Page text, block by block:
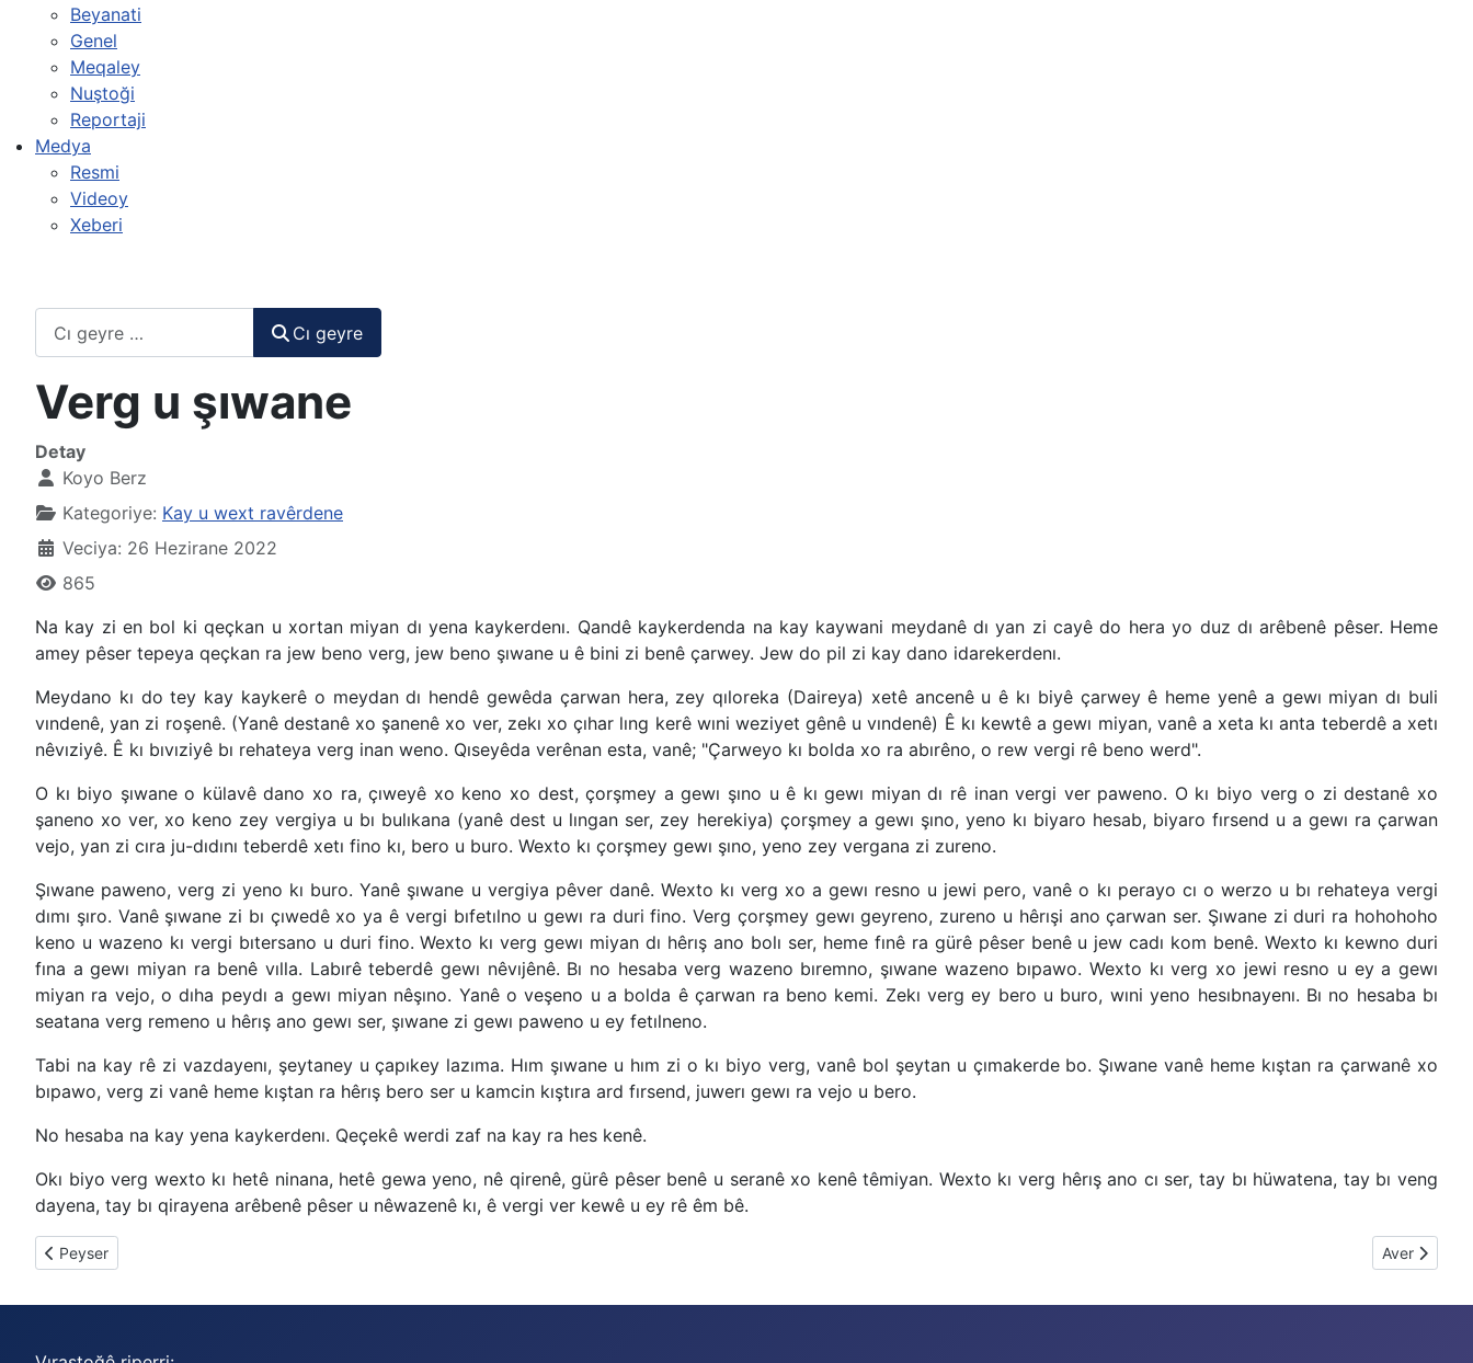
Beyanati
Genel
Meqaley
Nuştoği
Reportaji
Medya
Resmi
Videoy
Xeberi
Cı geyre
Verg u şıwane
Detay
Koyo Berz
Kategoriye: Kay u wext ravêrdene
Veciya: 26 Hezirane 2022
865
Na kay zi en bol ki qeçkan u xortan miyan dı yena kaykerdenı. Qandê kaykerdenda na kay kaywani meydanê dı yan zi cayê do hera yo duz dı arêbenê pêser. Heme
amey pêser tepeya qeçkan ra jew beno verg, jew beno şıwane u ê bini zi benê çarwey. Jew do pil zi kay dano idarekerdenı.
Meydano kı do tey kay kaykerê o meydan dı hendê gewêda çarwan hera, zey qıloreka (Daireya) xetê ancenê u ê kı biyê çarwey ê heme yenê a gewı miyan dı buli
vındenê, yan zi roşenê. (Yanê destanê xo şanenê xo ver, zekı xo çıhar lıng kerê wıni weziyet gênê u vındenê) Ê kı kewtê a gewı miyan, vanê a xeta kı anta teberdê a xetı
nêvıziyê. Ê kı bıvıziyê bı rehateya verg inan weno. Qıseyêda verênan esta, vanê; "Çarweyo kı bolda xo ra abırêno, o rew vergi rê beno werd".
O kı biyo şıwane o külavê dano xo ra, çıweyê xo keno xo dest, çorşmey a gewı şıno u ê kı gewı miyan dı rê inan vergi ver paweno. O kı biyo verg o zi destanê xo
şaneno xo ver, xo keno zey vergiya u bı bulıkana (yanê dest u lıngan ser, zey herekiya) çorşmey a gewı şıno, yeno kı biyaro hesab, biyaro fırsend u a gewı ra çarwan
vejo, yan zi cıra ju-dıdını teberdê xetı fino kı, bero u buro. Wexto kı çorşmey gewı şıno, yeno zey vergana zi zureno.
Şıwane paweno, verg zi yeno kı buro. Yanê şıwane u vergiya pêver danê. Wexto kı verg xo a gewı resno u jewi pero, vanê o kı perayo cı o werzo u bı rehateya vergi
dımı şıro. Vanê şıwane zi bı çıwedê xo ya ê vergi bıfetılno u gewı ra duri fino. Verg çorşmey gewı geyreno, zureno u hêrışi ano çarwan ser. Şıwane zi duri ra hohohoho
keno u wazeno kı vergi bıtersano u duri fino. Wexto kı verg gewı miyan dı hêrış ano bolı ser, heme fınê ra gürê pêser benê u jew cadı kom benê. Wexto kı kewno duri
fına a gewı miyan ra benê vılla. Labırê teberdê gewı nêvıjênê. Bı no hesaba verg wazeno bıremno, şıwane wazeno bıpawo. Wexto kı verg xo jewi resno u ey a gewı
miyan ra vejo, o dıha peydı a gewı miyan nêşıno. Yanê o veşeno u a bolda ê çarwan ra beno kemi. Zekı verg ey bero u buro, wıni yeno hesıbnayenı. Bı no hesaba bı
seatana verg remeno u hêrış ano gewı ser, şıwane zi gewı paweno u ey fetılneno.
Tabi na kay rê zi vazdayenı, şeytaney u çapıkey lazıma. Hım şıwane u hım zi o kı biyo verg, vanê bol şeytan u çımakerde bo. Şıwane vanê heme kıştan ra çarwanê xo
bıpawo, verg zi vanê heme kıştan ra hêrış bero ser u kamcin kıştıra ard fırsend, juwerı gewı ra vejo u bero.
No hesaba na kay yena kaykerdenı. Qeçekê werdi zaf na kay ra hes kenê.
Okı biyo verg wexto kı hetê ninana, hetê gewa yeno, nê qirenê, gürê pêser benê u seranê xo kenê têmiyan. Wexto kı verg hêrış ano cı ser, tay bı hüwatena, tay bı veng
dayena, tay bı qirayena arêbenê pêser u nêwazenê kı, ê vergi ver kewê u ey rê êm bê.
Previous article: Tul
Peyser Next article:
Aver